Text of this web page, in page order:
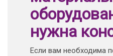
нужна
Если вам необходима